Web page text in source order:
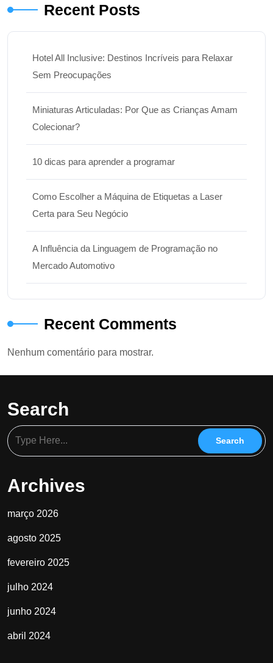
Recent Posts
Hotel All Inclusive: Destinos Incríveis para Relaxar
Sem Preocupações
Miniaturas Articuladas: Por Que as Crianças Amam
Colecionar?
10 dicas para aprender a programar
Como Escolher a Máquina de Etiquetas a Laser
Certa para Seu Negócio
A Influência da Linguagem de Programação no
Mercado Automotivo
Recent Comments
Nenhum comentário para mostrar.
Search
Archives
março 2026
agosto 2025
fevereiro 2025
julho 2024
junho 2024
abril 2024